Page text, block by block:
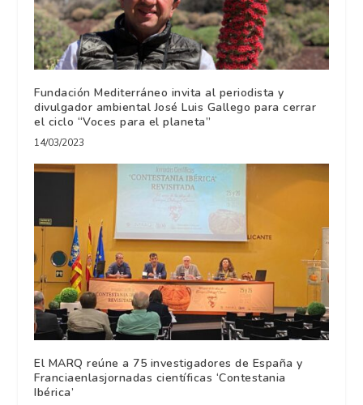
Fundación Mediterráneo invita al periodista y
divulgador ambiental José Luis Gallego para cerrar
el ciclo “Voces para el planeta”
14/03/2023
El MARQ reúne a 75 investigadores de España y
Franciaenlasjornadas científicas ‘Contestania
Ibérica’